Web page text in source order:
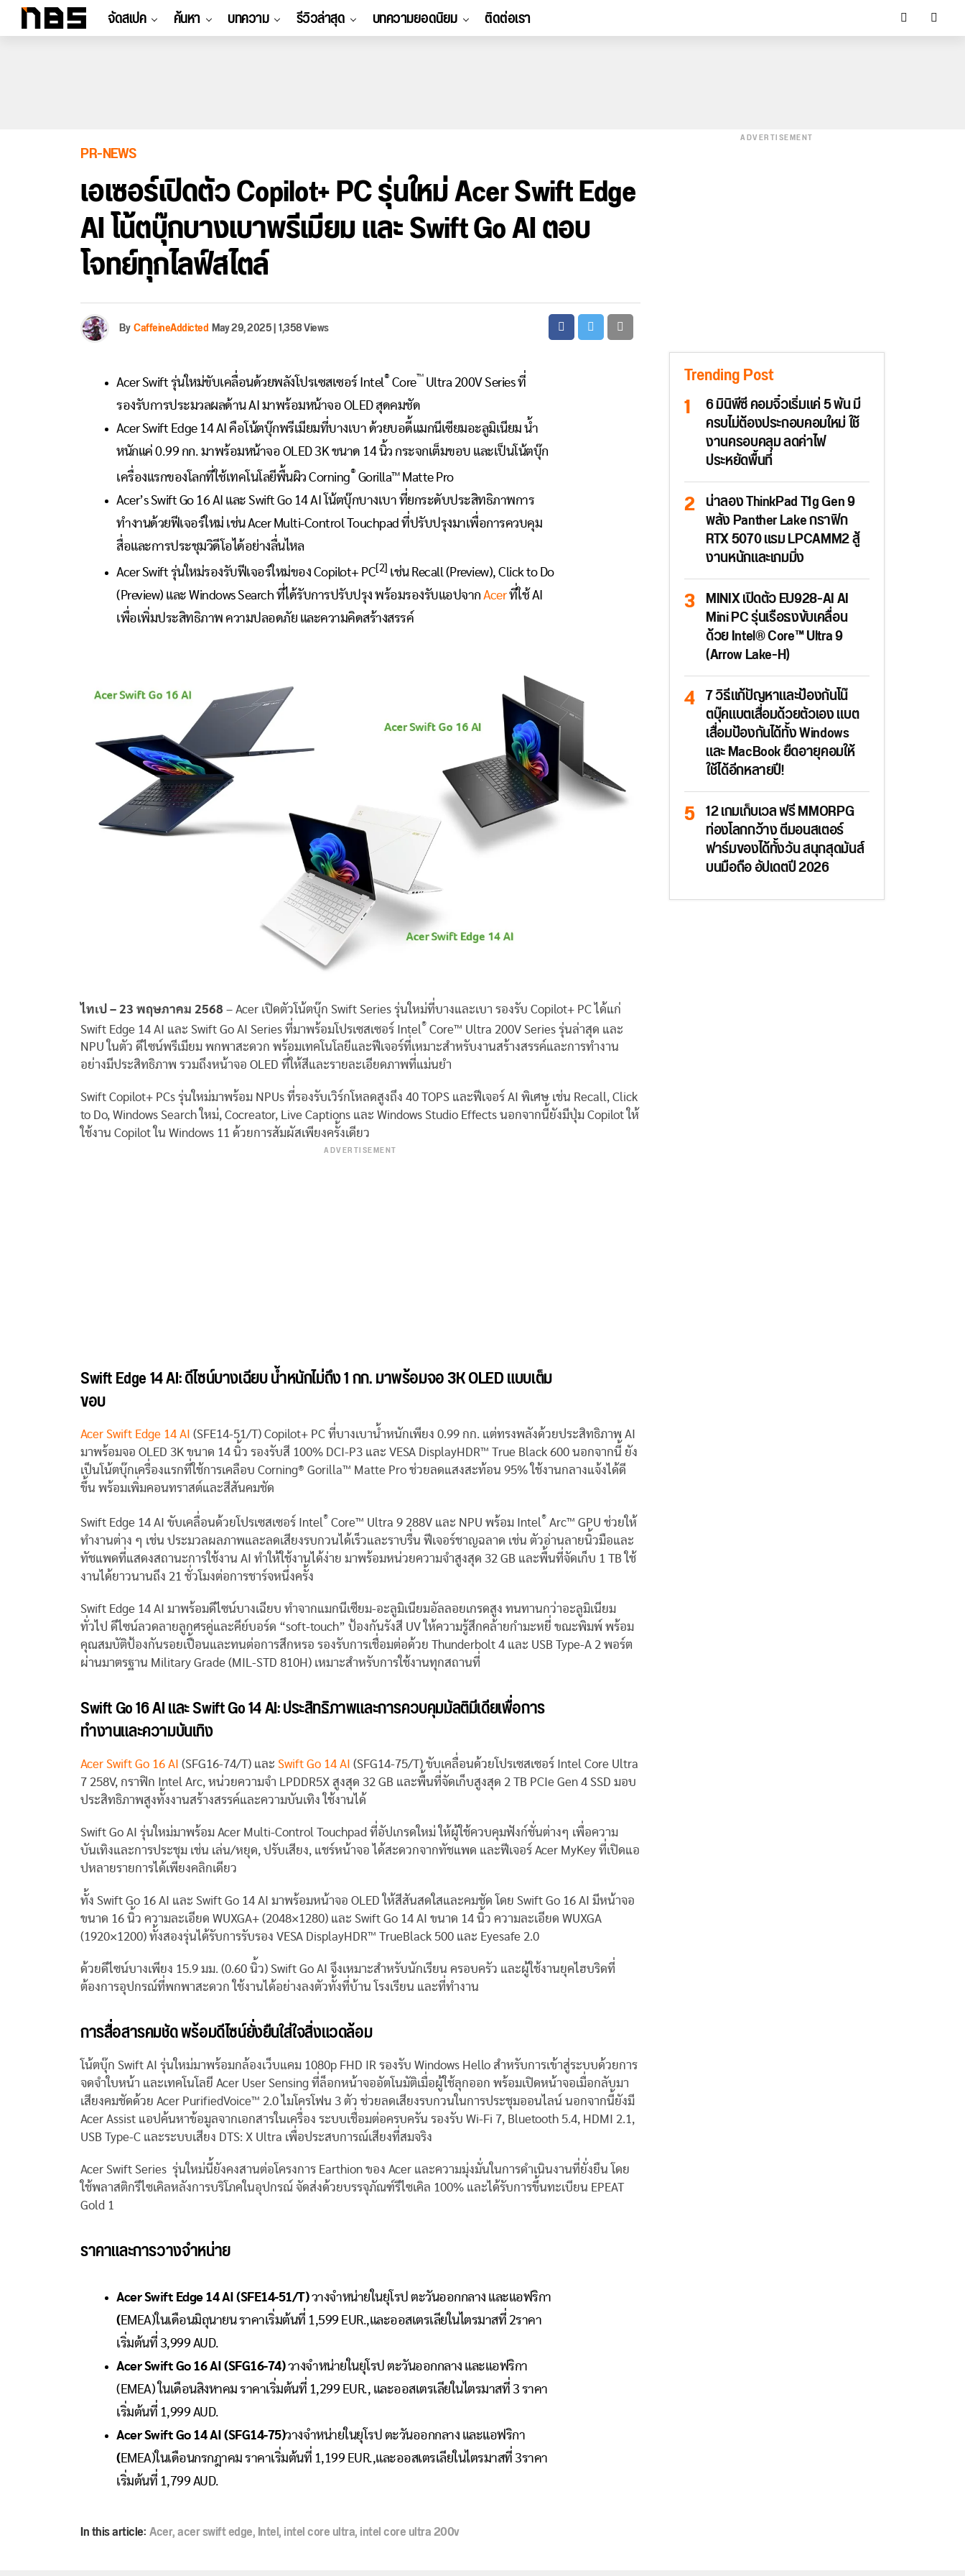
จัดสเปค ค้นหา บทความ รีวิวล่าสุด บทความยอดนิยม ติดต่อเรา
PR-NEWS
เอเซอร์เปิดตัว Copilot+ PC รุ่นใหม่ Acer Swift Edge
AI โน้ตบุ๊กบางเบาพรีเมียม และ Swift Go AI ตอบ
โจทย์ทุกไลฟ์สไตล์
ByCaffeineAddictedMay 29, 2025|1,358 Views
Acer Swift รุ่นใหม่ขับเคลื่อนด้วยพลังโปรเซสเซอร์ Intel® Core™ Ultra 200V Series ที่
รองรับการประมวลผลด้าน AI มาพร้อมหน้าจอ OLED สุดคมชัด
Acer Swift Edge 14 AI คือโน้ตบุ๊กพรีเมียมที่บางเบา ด้วยบอดี้แมกนีเซียมอะลูมิเนียม น้ำ
หนักแค่ 0.99 กก. มาพร้อมหน้าจอ OLED 3K ขนาด 14 นิ้ว กระจกเต็มขอบ และเป็นโน้ตบุ๊ก
เครื่องแรกของโลกที่ใช้เทคโนโลยีพื้นผิว Corning® Gorilla™ Matte Pro
Acer’s Swift Go 16 AI และ Swift Go 14 AI โน้ตบุ๊กบางเบา ที่ยกระดับประสิทธิภาพการ
ทำงานด้วยฟีเจอร์ใหม่ เช่น Acer Multi-Control Touchpad ที่ปรับปรุงมาเพื่อการควบคุม
สื่อและการประชุมวิดีโอได้อย่างลื่นไหล
Acer Swift รุ่นใหม่รองรับฟีเจอร์ใหม่ของ Copilot+ PC [2] เช่น Recall (Preview), Click to Do
(Preview) และ Windows Search ที่ได้รับการปรับปรุง พร้อมรองรับแอปจาก Acerที่ใช้ AI
เพื่อเพิ่มประสิทธิภาพ ความปลอดภัย และความคิดสร้างสรรค์
ไทเป – 23 พฤษภาคม 2568 – Acer เปิดตัวโน้ตบุ๊ก Swift Series รุ่นใหม่ที่บางและเบา รองรับ Copilot+ PC ได้แก่
Swift Edge 14 AI และ Swift Go AI Series ที่มาพร้อมโปรเซสเซอร์ Intel ® Core™ Ultra 200V Series รุ่นล่าสุด และ
NPU ในตัว ดีไซน์พรีเมียม พกพาสะดวก พร้อมเทคโนโลยีและฟีเจอร์ที่เหมาะสำหรับงานสร้างสรรค์และการทำงาน
อย่างมีประสิทธิภาพ รวมถึงหน้าจอ OLED ที่ให้สีและรายละเอียดภาพที่แม่นยำ
Swift Copilot+ PCs รุ่นใหม่มาพร้อม NPUs ที่รองรับเวิร์กโหลดสูงถึง 40 TOPS และฟีเจอร์ AI พิเศษ เช่น Recall, Click
to Do, Windows Search ใหม่, Cocreator, Live Captions และ Windows Studio Effects นอกจากนี้ยังมีปุ่ม Copilot ให้
ใช้งาน Copilot ใน Windows 11 ด้วยการสัมผัสเพียงครั้งเดียว
ADVERTISEMENT
Swift Edge 14 AI:ดีไซน์บางเฉียบ น้ำหนักไม่ถึง1กก.มาพร้อมจอ3K OLEDแบบเต็ม
ขอบ
Acer Swift Edge 14 AI (SFE14-51/T) Copilot+ PC ที่บางเบาน้ำหนักเพียง 0.99 กก. แต่ทรงพลังด้วยประสิทธิภาพ AI
มาพร้อมจอ OLED 3K ขนาด 14 นิ้ว รองรับสี 100% DCI-P3 และ VESA DisplayHDR™ True Black 600 นอกจากนี้ ยัง
เป็นโน้ตบุ๊กเครื่องแรกที่ใช้การเคลือบ Corning® Gorilla™ Matte Pro ช่วยลดแสงสะท้อน 95% ใช้งานกลางแจ้งได้ดี
ขึ้น พร้อมเพิ่มคอนทราสต์และสีสันคมชัด
Swift Edge 14 AI ขับเคลื่อนด้วยโปรเซสเซอร์ Intel® Core™ Ultra 9 288V และ NPU พร้อม Intel® Arc™ GPU ช่วยให้
ทำงานต่าง ๆ เช่น ประมวลผลภาพและลดเสียงรบกวนได้เร็วและราบรื่น ฟีเจอร์ชาญฉลาด เช่น ตัวอ่านลายนิ้วมือและ
ทัชแพดที่แสดงสถานะการใช้งาน AI ทำให้ใช้งานได้ง่าย มาพร้อมหน่วยความจำสูงสุด 32 GB และพื้นที่จัดเก็บ 1 TB ใช้
งานได้ยาวนานถึง 21 ชั่วโมงต่อการชาร์จหนึ่งครั้ง
Swift Edge 14 AI มาพร้อมดีไซน์บางเฉียบ ทำจากแมกนีเซียม-อะลูมิเนียมอัลลอยเกรดสูง ทนทานกว่าอะลูมิเนียม
ทั่วไป ดีไซน์ลวดลายลูกศรคู่และคีย์บอร์ด “soft-touch” ป้องกันรังสี UV ให้ความรู้สึกคล้ายกำมะหยี่ ขณะพิมพ์ พร้อม
คุณสมบัติป้องกันรอยเปื้อนและทนต่อการสึกหรอ รองรับการเชื่อมต่อด้วย Thunderbolt 4 และ USB Type-A 2 พอร์ต
ผ่านมาตรฐาน Military Grade (MIL-STD 810H) เหมาะสำหรับการใช้งานทุกสถานที่
Swift Go 16 AIและSwift Go 14 AI:ประสิทธิภาพและการควบคุมมัลติมีเดียเพื่อการ
ทำงานและความบันเทิง
Acer Swift Go 16 AI (SFG16-74/T) และ Swift Go 14 AI (SFG14-75/T) ขับเคลื่อนด้วยโปรเซสเซอร์ Intel Core Ultra
7 258V, กราฟิก Intel Arc, หน่วยความจำ LPDDR5X สูงสุด 32 GB และพื้นที่จัดเก็บสูงสุด 2 TB PCIe Gen 4 SSD มอบ
ประสิทธิภาพสูงทั้งงานสร้างสรรค์และความบันเทิง ใช้งานได้
Swift Go AI รุ่นใหม่มาพร้อม Acer Multi-Control Touchpad ที่อัปเกรดใหม่ ให้ผู้ใช้ควบคุมฟังก์ชั่นต่างๆ เพื่อความ
บันเทิงและการประชุม เช่น เล่น/หยุด, ปรับเสียง, แชร์หน้าจอ ได้สะดวกจากทัชแพด และฟีเจอร์ Acer MyKey ที่เปิดแอ
ปหลายรายการได้เพียงคลิกเดียว
ทั้ง Swift Go 16 AI และ Swift Go 14 AI มาพร้อมหน้าจอ OLED ให้สีสันสดใสและคมชัด โดย Swift Go 16 AI มีหน้าจอ
ขนาด 16 นิ้ว ความละเอียด WUXGA+ (2048×1280) และ Swift Go 14 AI ขนาด 14 นิ้ว ความละเอียด WUXGA
(1920×1200) ทั้งสองรุ่นได้รับการรับรอง VESA DisplayHDR™ TrueBlack 500 และ Eyesafe 2.0
ด้วยดีไซน์บางเพียง 15.9 มม. (0.60 นิ้ว) Swift Go AI จึงเหมาะสำหรับนักเรียน ครอบครัว และผู้ใช้งานยุคไฮบริดที่
ต้องการอุปกรณ์ที่พกพาสะดวก ใช้งานได้อย่างลงตัวทั้งที่บ้าน โรงเรียน และที่ทำงาน
การสื่อสารคมชัด พร้อมดีไซน์ยั่งยืนใส่ใจสิ่งแวดล้อม
โน้ตบุ๊ก Swift AI รุ่นใหม่มาพร้อมกล้องเว็บแคม 1080p FHD IR รองรับ Windows Hello สำหรับการเข้าสู่ระบบด้วยการ
จดจำใบหน้า และเทคโนโลยี Acer User Sensing ที่ล็อกหน้าจออัตโนมัติเมื่อผู้ใช้ลุกออก พร้อมเปิดหน้าจอเมื่อกลับมา
เสียงคมชัดด้วย Acer PurifiedVoice™ 2.0 ไมโครโฟน 3 ตัว ช่วยลดเสียงรบกวนในการประชุมออนไลน์ นอกจากนี้ยังมี
Acer Assist แอปค้นหาข้อมูลจากเอกสารในเครื่อง ระบบเชื่อมต่อครบครัน รองรับ Wi-Fi 7, Bluetooth 5.4, HDMI 2.1,
USB Type-C และระบบเสียง DTS: X Ultra เพื่อประสบการณ์เสียงที่สมจริง
Acer Swift Series รุ่นใหม่นี้ยังคงสานต่อโครงการ Earthion ของ Acer และความมุ่งมั่นในการดำเนินงานที่ยั่งยืน โดย
ใช้พลาสติกรีไซเคิลหลังการบริโภคในอุปกรณ์ จัดส่งด้วยบรรจุภัณฑ์รีไซเคิล 100% และได้รับการขึ้นทะเบียน EPEAT
Gold 1
ราคาและการวางจำหน่าย
Acer Swift Edge 14 AI (SFE14-51/T)วางจำหน่ายในยุโรป ตะวันออกกลาง และแอฟริกา
( EMEA)ในเดือนมิถุนายน ราคาเริ่มต้นที่ 1,599 EUR.,และออสเตรเลียในไตรมาสที่ 2ราคา
เริ่มต้นที่ 3,999 AUD.
Acer Swift Go 16 AI (SFG16-74)วางจำหน่ายในยุโรป ตะวันออกกลาง และแอฟริกา
(EMEA) ในเดือนสิงหาคม ราคาเริ่มต้นที่ 1,299 EUR., และออสเตรเลียในไตรมาสที่ 3 ราคา
เริ่มต้นที่ 1,999 AUD.
Acer Swift Go 14 AI (SFG14-75)วางจำหน่ายในยุโรป ตะวันออกกลาง และแอฟริกา
( EMEA)ในเดือนกรกฎาคม ราคาเริ่มต้นที่ 1,199 EUR.,และออสเตรเลียในไตรมาสที่ 3ราคา
เริ่มต้นที่ 1,799 AUD.
In this article:Acer,acer swift edge,Intel,intel core ultra,intel core ultra 200v
ADVERTISEMENT
Trending Post
6 มินิพีซี คอมจิ๋วเริ่มแค่ 5 พัน มี
ครบไม่ต้องประกอบคอมใหม่ ใช้
งานครอบคลุม ลดค่าไฟ
ประหยัดพื้นที่
น่าลอง ThinkPad T1g Gen 9
พลัง Panther Lake กราฟิก
RTX 5070 แรม LPCAMM2 สู้
งานหนักและเกมมิ่ง
MINIX เปิดตัว EU928-AI AI
Mini PC รุ่นเรือธงขับเคลื่อน
ด้วย Intel® Core™ Ultra 9
(Arrow Lake-H)
7 วิธีแก้ปัญหาและป้องกันโน๊
ตบุ๊คแบตเสื่อมด้วยตัวเอง แบต
เสื่อมป้องกันได้ทั้ง Windows
และ MacBook ยืดอายุคอมให้
ใช้ได้อีกหลายปี!
12 เกมเก็บเวล ฟรี MMORPG
ท่องโลกกว้าง ตีมอนสเตอร์
ฟาร์มของได้ทั้งวัน สนุกสุดมันส์
บนมือถือ อัปเดตปี 2026